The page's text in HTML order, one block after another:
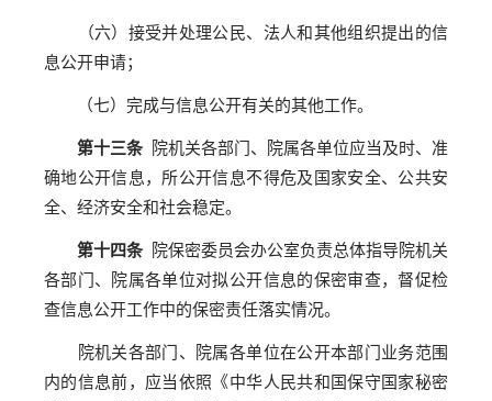
（六）接受并处理公民、法人和其他组织提出的信
息公开申请；
（七）完成与信息公开有关的其他工作。
第十三条院机关各部门、院属各单位应当及时、准
确地公开信息，所公开信息不得危及国家安全、公共安
全、经济安全和社会稳定。
第十四条院保密委员会办公室负责总体指导院机关
各部门、院属各单位对拟公开信息的保密审查，督促检
查信息公开工作中的保密责任落实情况。
院机关各部门、院属各单位在公开本部门业务范围
内的信息前，应当依照《中华人民共和国保守国家秘密